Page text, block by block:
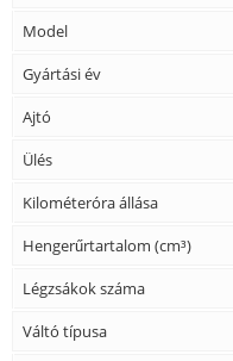
Model
Gyártási év
Ajtó
Ülés
Kilométeróra állása
Hengerűrtartalom (cm³)
Légzsákok száma
Váltó típusa